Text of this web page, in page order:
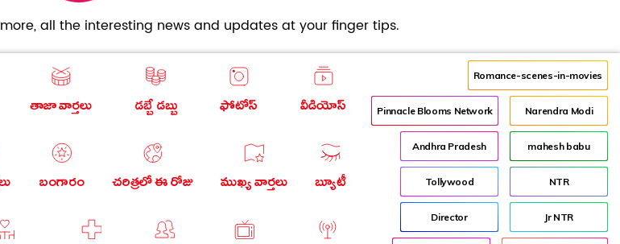
all the interesting news and updates at your finger tips.
తాజా వార్తలు డబ్బే డబ్బు ఫోటోస్ వీడియోస్
బంగారం చరిత్రలో ఈ రోజు ముఖ్య వార్తలు బ్యూటీ
Romance-scenes-in-movies
Pinnacle Blooms Network Narendra Modi
Andhra Pradesh mahesh babu
Tollywood NTR
Director Jr NTR